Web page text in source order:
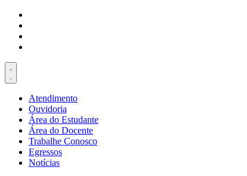
Atendimento
Ouvidoria
Área do Estudante
Área do Docente
Trabalhe Conosco
Egressos
Notícias